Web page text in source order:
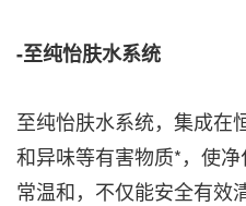
-至纯怡肤水系统
至纯怡肤水系统，集成在
和异味等有害物质*，使
常温和，不仅能安全有效